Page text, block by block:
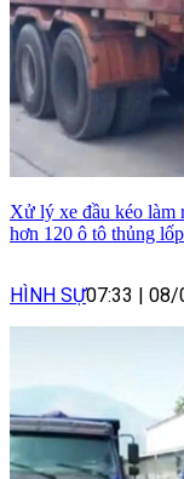
Xử lý xe đầu kéo làm
hơn 120 ô tô thủng lốp
HÌNH SỰ07:33 | 08/